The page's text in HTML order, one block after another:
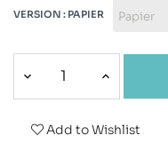
VERSION : PAPIER
Add to Wishlist